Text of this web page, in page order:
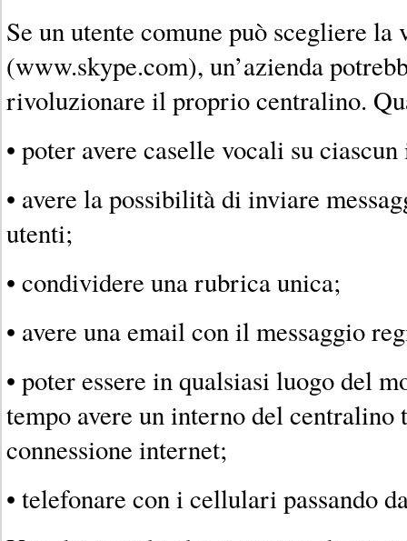
Se un utente comune può scegliere la
(www.skype.com), un’azienda
rivoluzionare il proprio centralino.
• poter avere caselle vocali su
• avere la possibilità di inviare
utenti;
• condividere una rubrica unica;
• avere una email con il messaggio
• poter essere in qualsiasi luogo del
tempo avere un interno del centralino
connessione internet;
• telefonare con i cellulari passando